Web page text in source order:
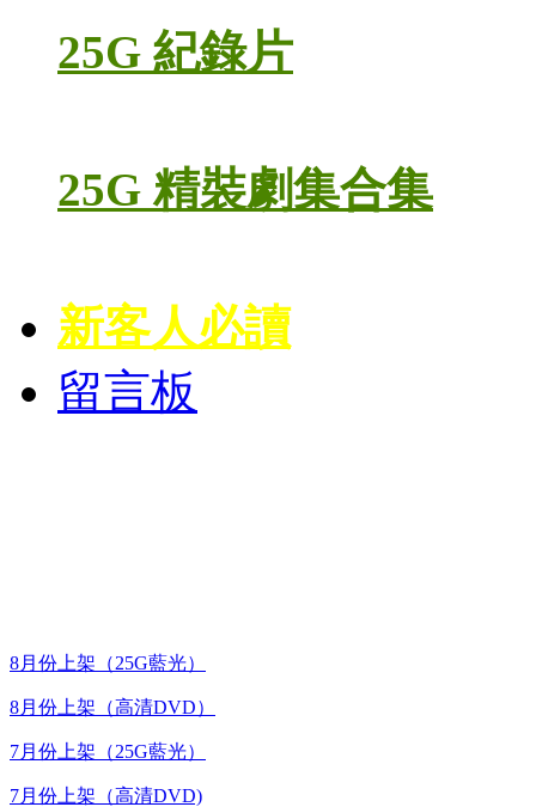
25G 紀錄片
25G 精裝劇集合集
新客人必讀
留言板
8月份上架（25G藍光）
8月份上架（高清DVD）
7月份上架（25G藍光）
7月份上架（高清DVD)